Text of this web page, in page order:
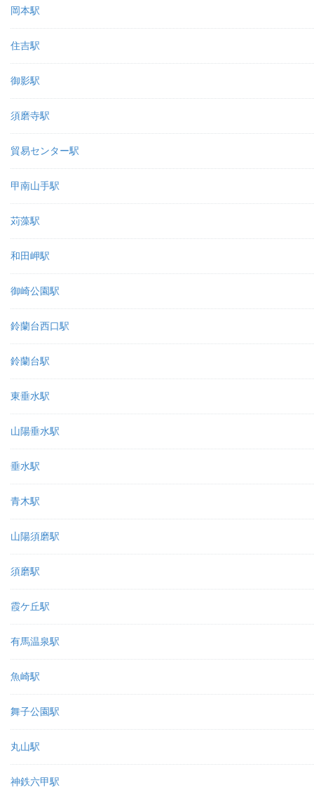
岡本駅
住吉駅
御影駅
須磨寺駅
貿易センター駅
甲南山手駅
苅藻駅
和田岬駅
御崎公園駅
鈴蘭台西口駅
鈴蘭台駅
東垂水駅
山陽垂水駅
垂水駅
青木駅
山陽須磨駅
須磨駅
霞ケ丘駅
有馬温泉駅
魚崎駅
舞子公園駅
丸山駅
神鉄六甲駅